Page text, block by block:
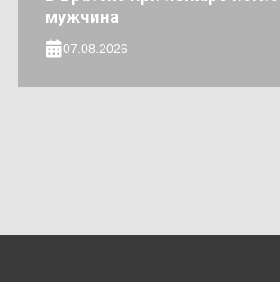
мужчина
07.08.2026